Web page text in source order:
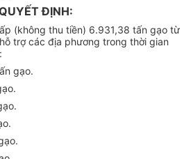
ĐỊNH:
(không thu tiền) 6.931,38 tấn gạo từ
trợ các địa phương trong thời gian
gạo.